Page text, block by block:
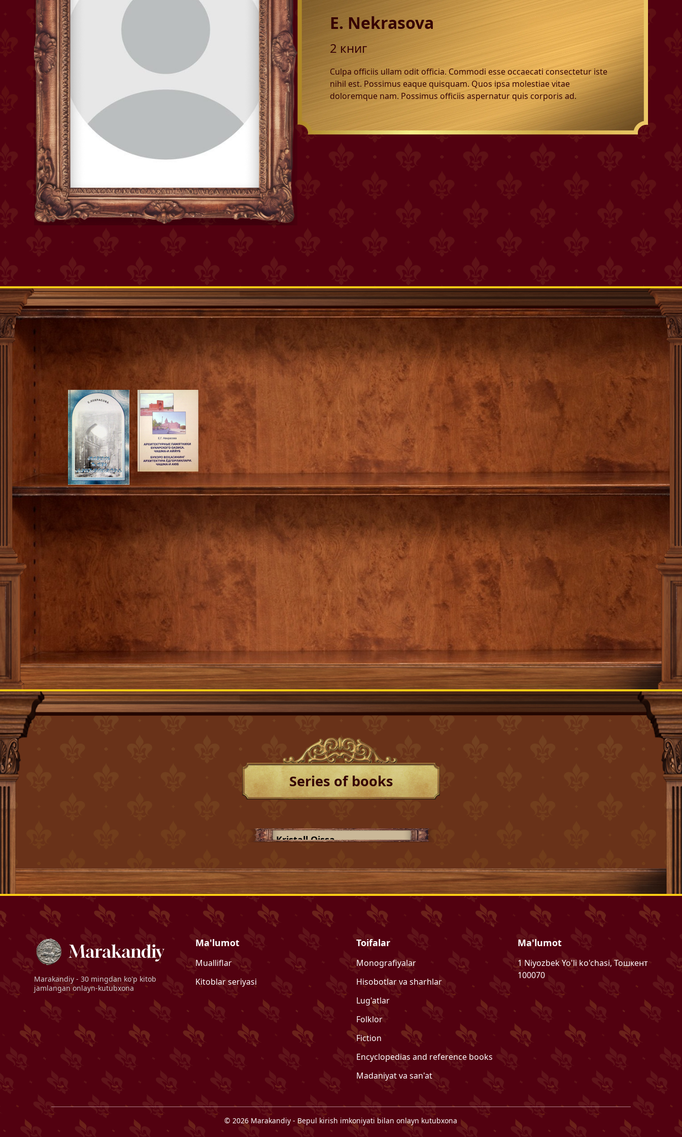
E. Nekrasova
2 книг
Culpa officiis ullam odit officia. Commodi esse occaecati consectetur iste
nihil est. Possimus eaque quisquam. Quos ipsa molestiae vitae
doloremque nam. Possimus officiis aspernatur quis corporis ad.
Series of books
Kristall Qissa
Marakandiy- 30 mingdan ko'p kitob
jamlangan onlayn-kutubxona
Ma'lumot
Mualliflar
Kitoblar seriyasi
Toifalar
Monografiyalar
Hisobotlar va sharhlar
Lug'atlar
Folklor
Fiction
Encyclopedias and reference books
Madaniyat va san'at
Ma'lumot
1 Niyozbek Yo'li ko'chasi, Тошкент
100070
©2026 Marakandiy- Bepul kirish imkoniyati bilan onlayn kutubxona